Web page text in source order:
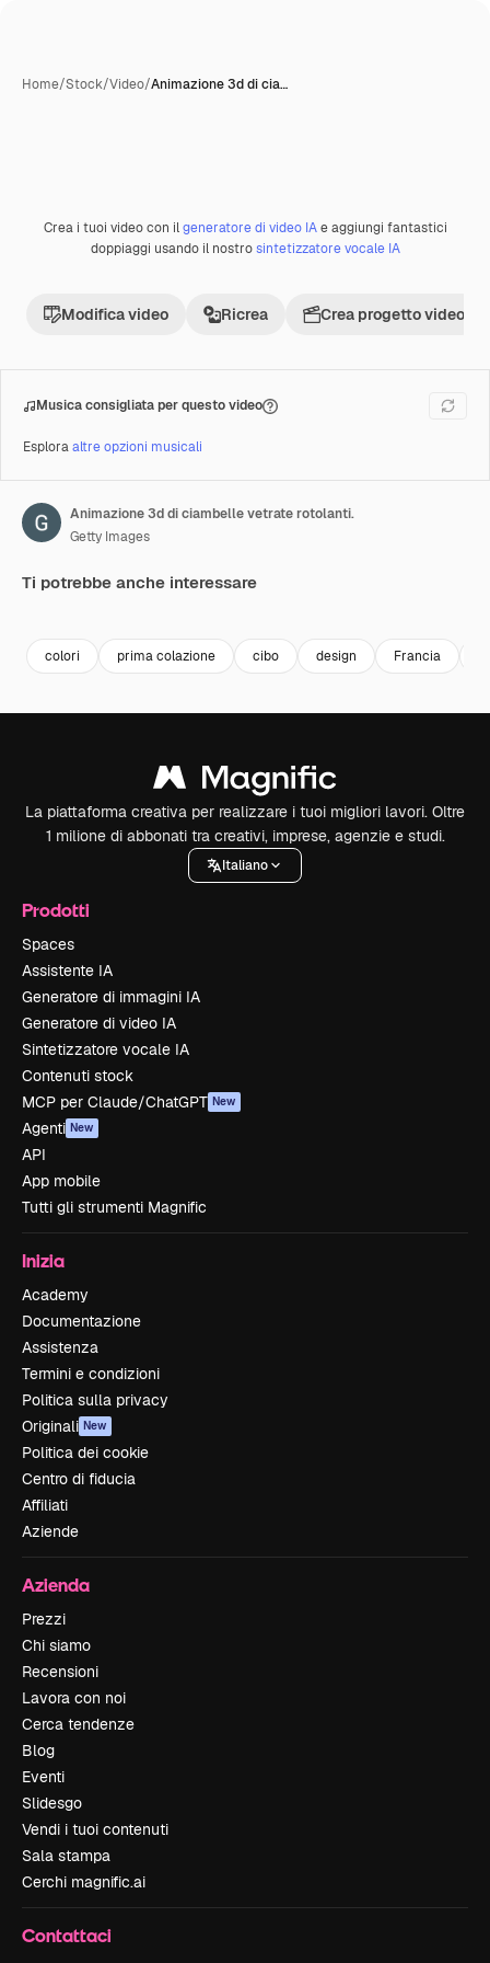
Home/Stock/Video/Animazione 3d di cia…
Premium
Crea i tuoi video con ilgeneratore di video IAe aggiungi fantastici
doppiaggi usando il nostrosintetizzatore vocale IA
Modifica video Ricrea Crea progetto video
Musica consigliata per questo video
Esploraaltre opzioni musicali
Animazione 3d di ciambelle vetrate rotolanti.
Getty Images
Ti potrebbe anche interessare
colori prima colazione cibo design Francia
La piattaforma creativa per realizzare i tuoi migliori lavori. Oltre
1 milione di abbonati tra creativi, imprese, agenzie e studi.
Italiano
Prodotti
Spaces
Assistente IA
Generatore di immagini IA
Generatore di video IA
Sintetizzatore vocale IA
Contenuti stock
MCP per Claude/ChatGPT New
Agenti New
API
App mobile
Tutti gli strumenti Magnific
Inizia
Academy
Documentazione
Assistenza
Termini e condizioni
Politica sulla privacy
Originali New
Politica dei cookie
Centro di fiducia
Affiliati
Aziende
Azienda
Prezzi
Chi siamo
Recensioni
Lavora con noi
Cerca tendenze
Blog
Eventi
Slidesgo
Vendi i tuoi contenuti
Sala stampa
Cerchi magnific.ai
Contattaci